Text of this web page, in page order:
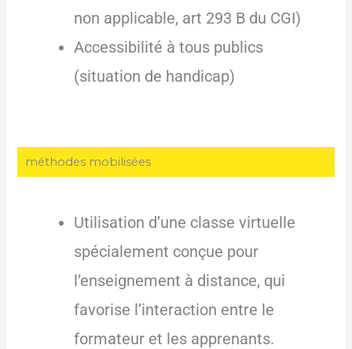
non applicable, art 293 B du CGI)
Accessibilité à tous publics
(situation de handicap)
méthodes mobilisées
Utilisation d’une classe virtuelle
spécialement conçue pour
l’enseignement à distance, qui
favorise l’interaction entre le
formateur et les apprenants.